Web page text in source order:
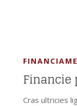
Financie
Cras ultricies